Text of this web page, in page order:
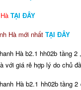
TẠI ĐÂY
Hà mới nhất TẠI ĐÂY
Hà b2.1 hh02b tầng
với giá rẻ hợp lý do chủ
Hà b2.1 hh02b tầng